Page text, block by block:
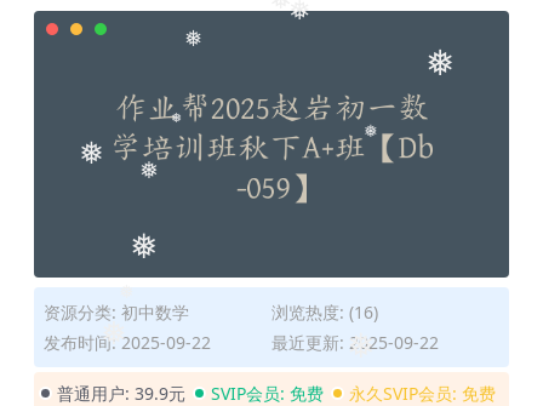
❅
❅
❅
❅
❅
❅
❅
资源分类: 初中数学
浏览热度: (16)
发布时间: 2025-09-22
最近更新: 2025-09-22
普通用户: 39.9元 SVIP会员: 免费 永久SVIP会员: 免费